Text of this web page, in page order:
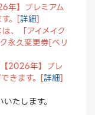
年】プレミアム
。[詳細]
、「アイメイク
永久変更券[ベリ
2026年】プレ
きます。[詳細]
たします。